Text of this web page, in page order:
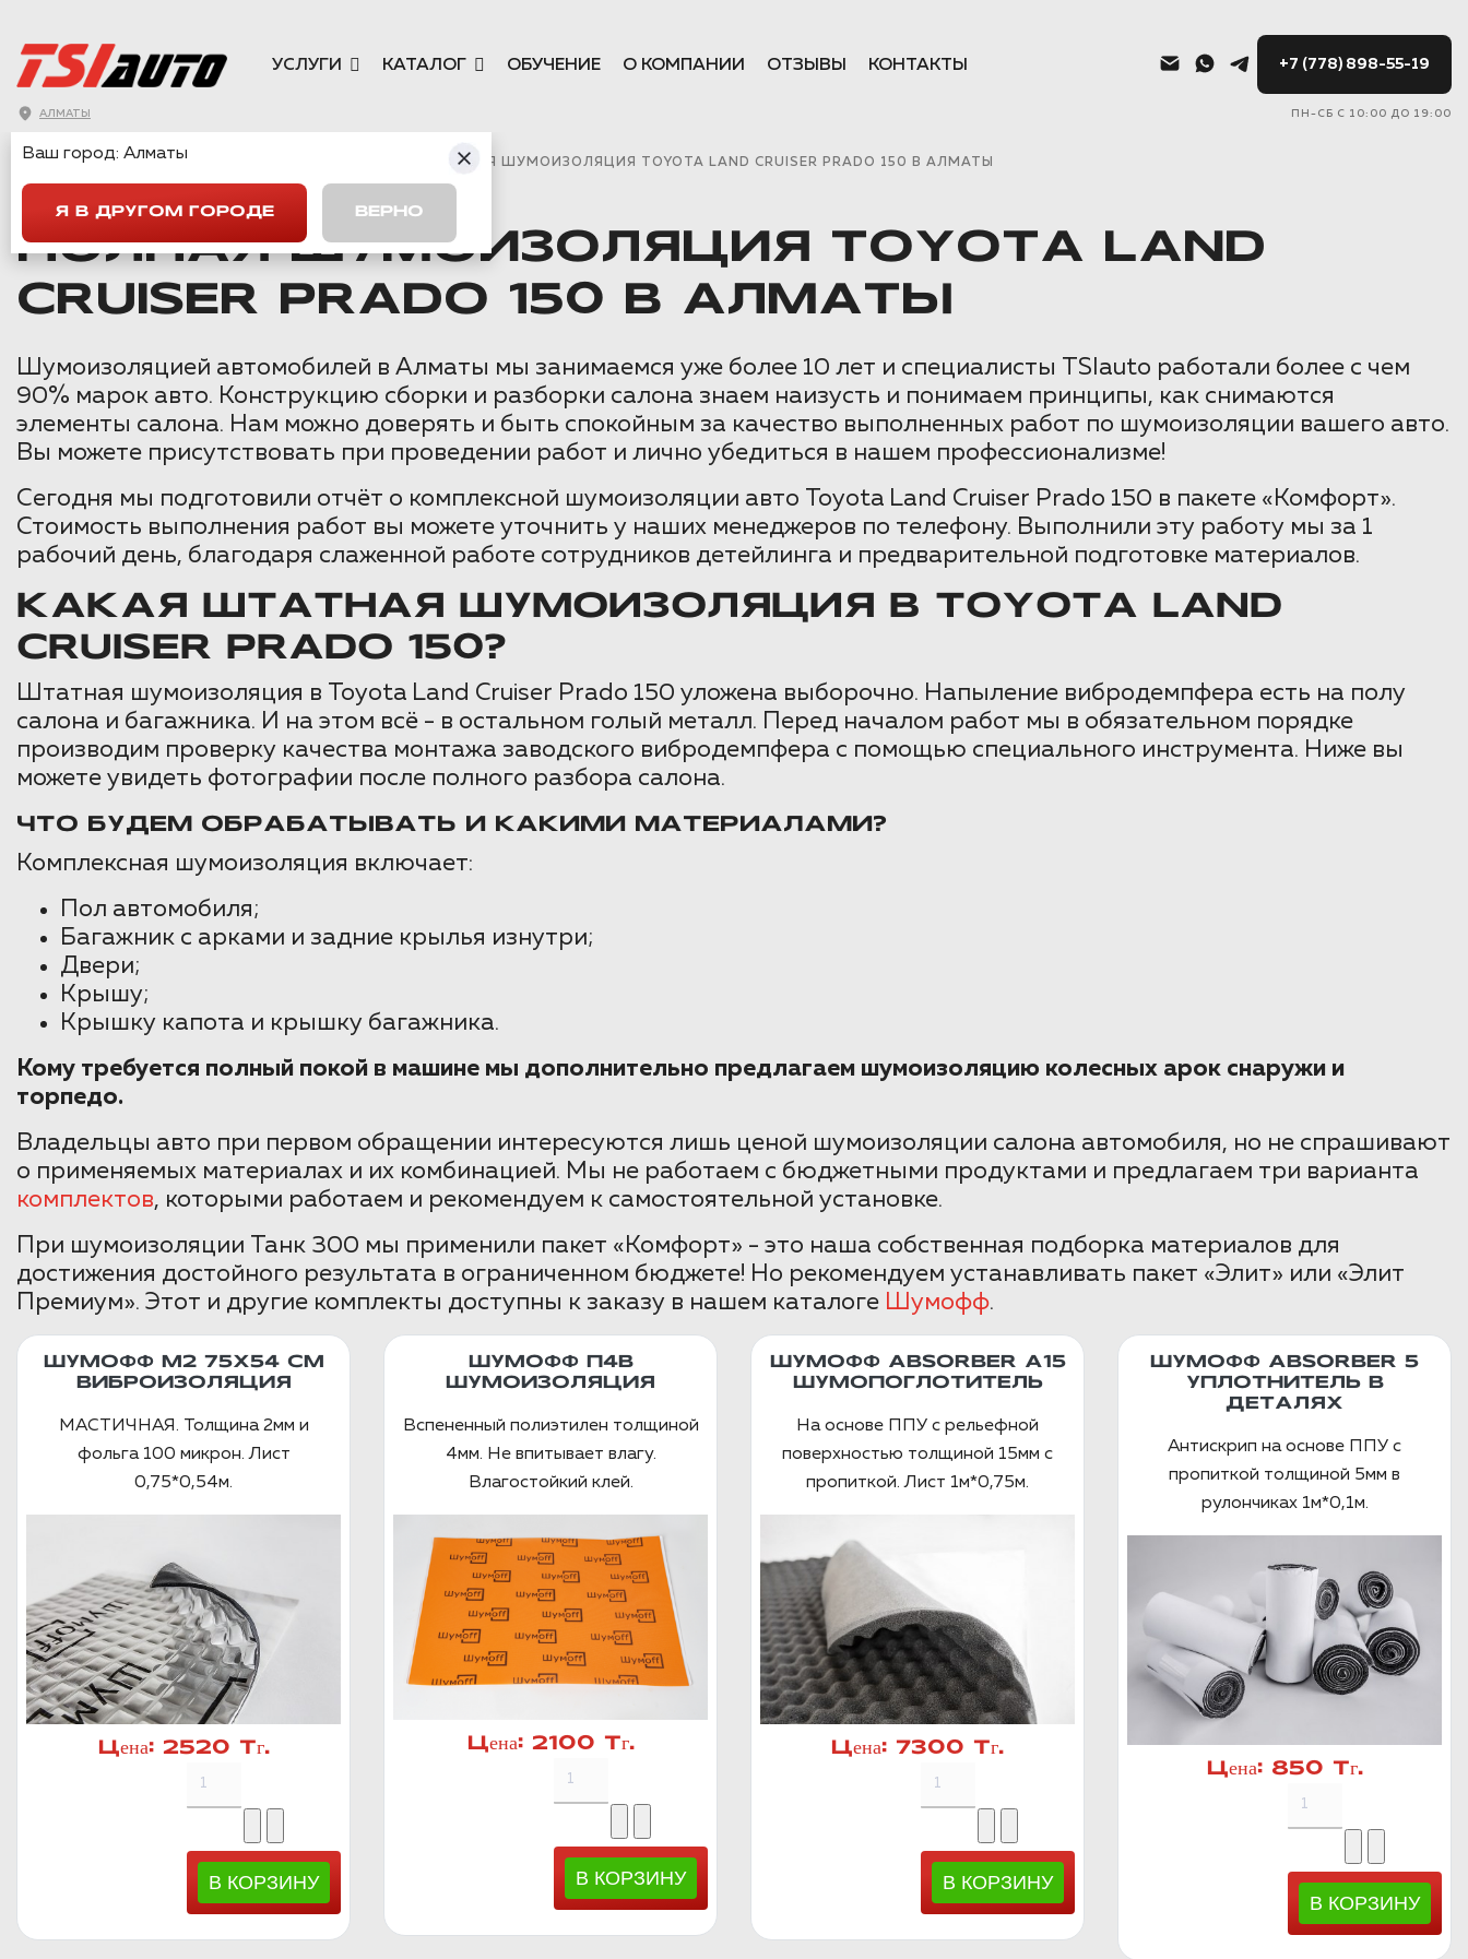
АЛМАТЫ
УСЛУГИ КАТАЛОГ ОБУЧЕНИЕ О КОМПАНИИ ОТЗЫВЫ КОНТАКТЫ +7 (778) 898-55-19
ПН-СБ С 10:00 ДО 19:00
ГЛАВНАЯ → TOYOTA ПОЛНАЯ ШУМОИЗОЛЯЦИЯ TOYOTA LAND CRUISER PRADO 150 В АЛМАТЫ
ПОЛНАЯ ШУМОИЗОЛЯЦИЯ TOYOTA LAND
CRUISER PRADO 150 В АЛМАТЫ
Шумоизоляцией автомобилей в Алматы мы занимаемся уже более 10 лет и специалисты TSIauto работали более с чем
90% марок авто. Конструкцию сборки и разборки салона знаем наизусть и понимаем принципы, как снимаются
элементы салона. Нам можно доверять и быть спокойным за качество выполненных работ по шумоизоляции вашего авто.
Вы можете присутствовать при проведении работ и лично убедиться в нашем профессионализме!
Сегодня мы подготовили отчёт о комплексной шумоизоляции авто Toyota Land Cruiser Prado 150 в пакете «Комфорт».
Стоимость выполнения работ вы можете уточнить у наших менеджеров по телефону. Выполнили эту работу мы за 1
рабочий день, благодаря слаженной работе сотрудников детейлинга и предварительной подготовке материалов.
КАКАЯ ШТАТНАЯ ШУМОИЗОЛЯЦИЯ В TOYOTA LAND
CRUISER PRADO 150?
Штатная шумоизоляция в Toyota Land Cruiser Prado 150 уложена выборочно. Напыление вибродемпфера есть на полу
салона и багажника. И на этом всё - в остальном голый металл. Перед началом работ мы в обязательном порядке
производим проверку качества монтажа заводского вибродемпфера с помощью специального инструмента. Ниже вы
можете увидеть фотографии после полного разбора салона.
ЧТО БУДЕМ ОБРАБАТЫВАТЬ И КАКИМИ МАТЕРИАЛАМИ?
Комплексная шумоизоляция включает:
Пол автомобиля;
Багажник с арками и задние крылья изнутри;
Двери;
Крышу;
Крышку капота и крышку багажника.
Кому требуется полный покой в машине мы дополнительно предлагаем шумоизоляцию колесных арок снаружи и
торпедо.
Владельцы авто при первом обращении интересуются лишь ценой шумоизоляции салона автомобиля, но не спрашивают
о применяемых материалах и их комбинацией. Мы не работаем с бюджетными продуктами и предлагаем три варианта
комплектов, которыми работаем и рекомендуем к самостоятельной установке.
При шумоизоляции Танк 300 мы применили пакет «Комфорт» - это наша собственная подборка материалов для
достижения достойного результата в ограниченном бюджете! Но рекомендуем устанавливать пакет «Элит» или «Элит
Премиум». Этот и другие комплекты доступны к заказу в нашем каталоге Шумофф.
ШУМОФФ М2 75X54 СМ
ВИБРОИЗОЛЯЦИЯ
МАСТИЧНАЯ. Толщина 2мм и
фольга 100 микрон. Лист
0,75*0,54м.
Цена: 2520 Тг.
ШУМОФФ П4В
ШУМОИЗОЛЯЦИЯ
Вспененный полиэтилен толщиной
4мм. Не впитывает влагу.
Влагостойкий клей.
Цена: 2100 Тг.
ШУМОФФ ABSORBER А15
ШУМОПОГЛОТИТЕЛЬ
На основе ППУ с рельефной
поверхностью толщиной 15мм с
пропиткой. Лист 1м*0,75м.
Цена: 7300 Тг.
ШУМОФФ ABSORBER 5
УПЛОТНИТЕЛЬ В
ДЕТАЛЯХ
Антискрип на основе ППУ с
пропиткой толщиной 5мм в
рулончиках 1м*0,1м.
Цена: 850 Тг.
Ваш город: Алматы
Я В ДРУГОМ ГОРОДЕ ВЕРНО